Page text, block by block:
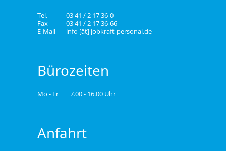
Tel.
03 41 / 2 17 36-0
Fax
03 41 / 2 17 36-66
E-Mail
info [ät] jobkraft-personal.de
Bürozeiten
Mo - Fr 7.00 - 16.00 Uhr
Anfahrt